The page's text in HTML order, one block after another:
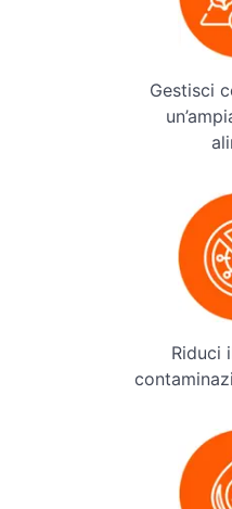
Gestisci
Riduci